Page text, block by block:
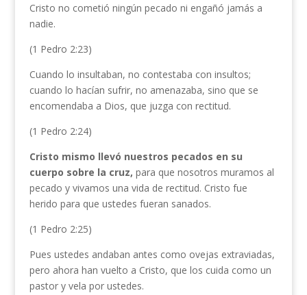
Cristo no cometió ningún pecado ni engañó jamás a
nadie.
(1 Pedro 2:23)
Cuando lo insultaban, no contestaba con insultos;
cuando lo hacían sufrir, no amenazaba, sino que se
encomendaba a Dios, que juzga con rectitud.
(1 Pedro 2:24)
Cristo mismo llevó nuestros pecados en su
cuerpo sobre la cruz, para que nosotros muramos al
pecado y vivamos una vida de rectitud. Cristo fue
herido para que ustedes fueran sanados.
(1 Pedro 2:25)
Pues ustedes andaban antes como ovejas extraviadas,
pero ahora han vuelto a Cristo, que los cuida como un
pastor y vela por ustedes.